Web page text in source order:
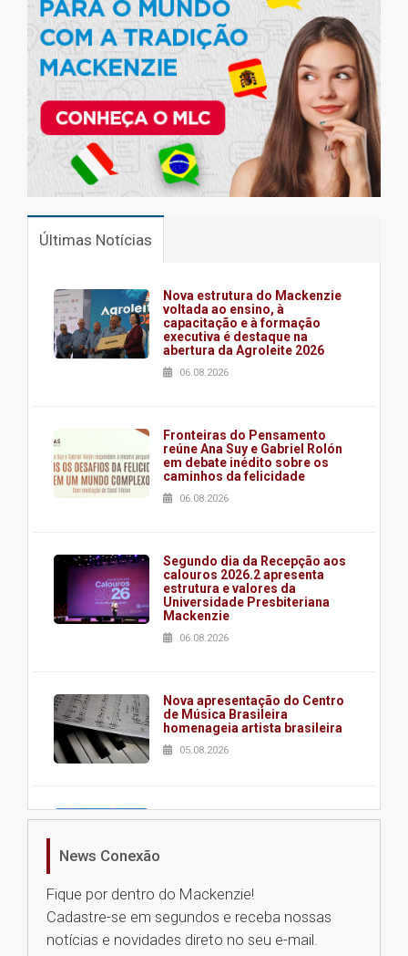
Últimas Notícias
Nova estrutura do Mackenzie
voltada ao ensino, à
capacitação e à formação
executiva é destaque na
abertura da Agroleite 2026
06.08.2026
Fronteiras do Pensamento
reúne Ana Suy e Gabriel Rolón
em debate inédito sobre os
caminhos da felicidade
06.08.2026
Segundo dia da Recepção aos
calouros 2026.2 apresenta
estrutura e valores da
Universidade Presbiteriana
Mackenzie
06.08.2026
Nova apresentação do Centro
de Música Brasileira
homenageia artista brasileira
05.08.2026
Universidade Mackenzie
Seminário discute desafios
das novas tecnologias em
News Conexão
Fique por dentro do Mackenzie!
Cadastre-se em segundos e receba nossas
notícias e novidades direto no seu e-mail.